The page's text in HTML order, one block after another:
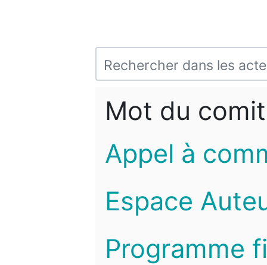
Mot du
Appel à
Espace
Programme